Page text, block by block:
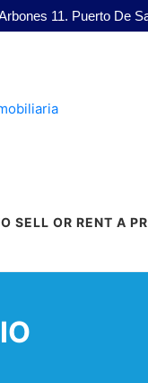
11. Puerto De
SELL OR RENT A